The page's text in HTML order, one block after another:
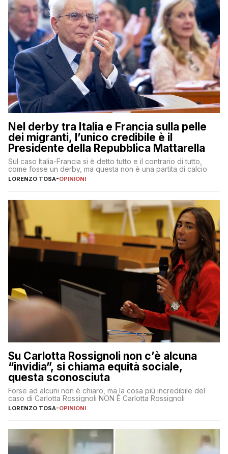
Nel derby tra Italia e Francia sulla pelle
dei migranti, l’unico credibile è il
Presidente della Repubblica Mattarella
Sul caso Italia-Francia si è detto tutto e il contrario di tutto,
come fosse un derby, ma questa non è una partita di calcio
LORENZO TOSA-OPINIONI
Su Carlotta Rossignoli non c’è alcuna
“invidia”, si chiama equità sociale,
questa sconosciuta
Forse ad alcuni non è chiaro, ma la cosa più incredibile del
caso di Carlotta Rossignoli NON È Carlotta Rossignoli
LORENZO TOSA-OPINIONI